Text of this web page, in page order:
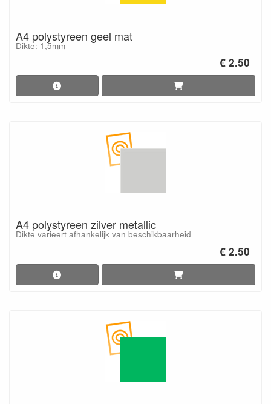
A4 polystyreen geel mat
Dikte: 1,5mm
€ 2.50
A4 polystyreen zilver metallic
Dikte varieert afhankelijk van beschikbaarheid
€ 2.50